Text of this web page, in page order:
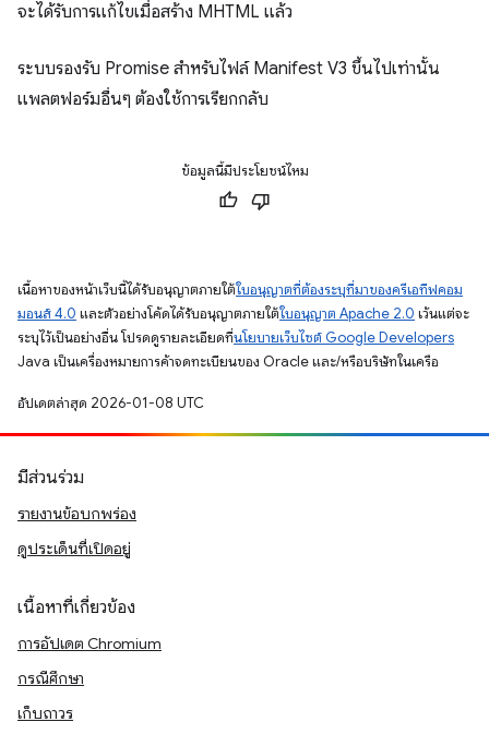
จะได้รับการแก้ไขเมื่อสร้าง MHTML แล้ว
ระบบรองรับ Promise สำหรับไฟล์ Manifest V3 ขึ้นไปเท่านั้น
แพลตฟอร์มอื่นๆ ต้องใช้การเรียกกลับ
ข้อมูลนี้มีประโยชน์ไหม
เนื้อหาของหน้าเว็บนี้ได้รับอนุญาตภายใต้ใบอนุญาตที่ต้องระบุที่มาของครีเอทีฟคอม
มอนส์ 4.0 และตัวอย่างโค้ดได้รับอนุญาตภายใต้ใบอนุญาต Apache 2.0 เว้นแต่จะ
ระบุไว้เป็นอย่างอื่น โปรดดูรายละเอียดที่นโยบายเว็บไซต์ Google Developers
Java เป็นเครื่องหมายการค้าจดทะเบียนของ Oracle และ/หรือบริษัทในเครือ
อัปเดตล่าสุด 2026-01-08 UTC
มีส่วนร่วม
รายงานข้อบกพร่อง
ดูประเด็นที่เปิดอยู่
เนื้อหาที่เกี่ยวข้อง
การอัปเดต Chromium
กรณีศึกษา
เก็บถาวร